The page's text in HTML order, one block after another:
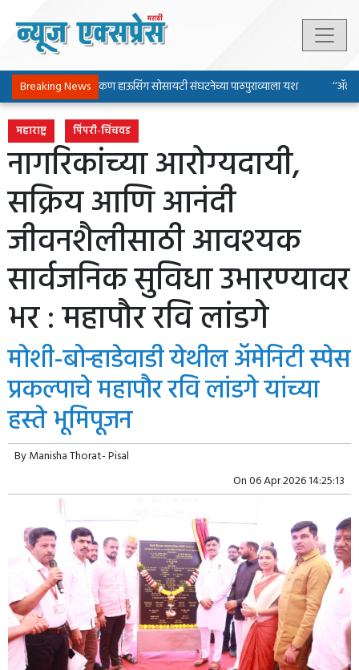
Breaking News
पिंपरी-चिंचवड चाकण हाऊसिंग सोसायटी संघटनेच्या पाठपुराव्याला यश
महाराष्ट्र पिंपरी-चिंचवड
नागरिकांच्या आरोग्यदायी,
सक्रिय आणि आनंदी
जीवनशैलीसाठी आवश्यक
सार्वजनिक सुविधा उभारण्यावर
भर : महापौर रवि लांडगे
मोशी-बोऱ्हाडेवाडी येथील अ‍ॅमेनिटी स्पेस
प्रकल्पाचे महापौर रवि लांडगे यांच्या
हस्ते भूमिपूजन
ByManisha Thorat- Pisal
On06 Apr 2026 14:25:13